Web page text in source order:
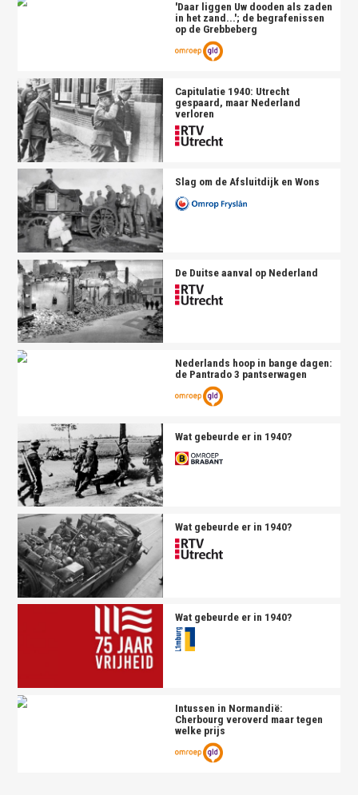
'Daar liggen Uw dooden als zaden
in het zand...'; de begrafenissen
op de Grebbeberg
Capitulatie 1940: Utrecht
gespaard, maar Nederland
verloren
Slag om de Afsluitdijk en Wons
De Duitse aanval op Nederland
Nederlands hoop in bange dagen:
de Pantrado 3 pantserwagen
Wat gebeurde er in 1940?
Wat gebeurde er in 1940?
Wat gebeurde er in 1940?
Intussen in Normandië:
Cherbourg veroverd maar tegen
welke prijs